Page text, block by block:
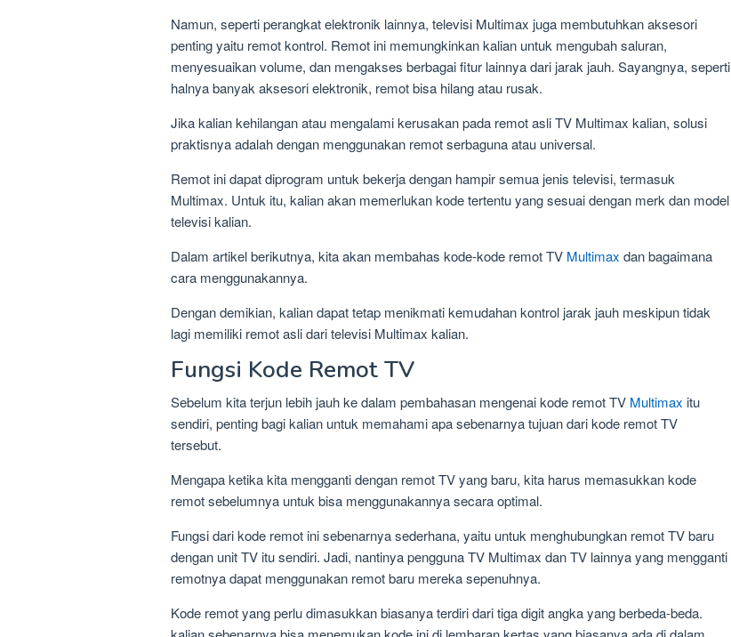
Namun, seperti perangkat elektronik lainnya, televisi Multimax juga membutuhkan aksesori
penting yaitu remot kontrol. Remot ini memungkinkan kalian untuk mengubah saluran,
menyesuaikan volume, dan mengakses berbagai fitur lainnya dari jarak jauh. Sayangnya, seperti
halnya banyak aksesori elektronik, remot bisa hilang atau rusak.
Jika kalian kehilangan atau mengalami kerusakan pada remot asli TV Multimax kalian, solusi
praktisnya adalah dengan menggunakan remot serbaguna atau universal.
Remot ini dapat diprogram untuk bekerja dengan hampir semua jenis televisi, termasuk
Multimax. Untuk itu, kalian akan memerlukan kode tertentu yang sesuai dengan merk dan model
televisi kalian.
Dalam artikel berikutnya, kita akan membahas kode-kode remot TV Multimax dan bagaimana
cara menggunakannya.
Dengan demikian, kalian dapat tetap menikmati kemudahan kontrol jarak jauh meskipun tidak
lagi memiliki remot asli dari televisi Multimax kalian.
Fungsi Kode Remot TV
Sebelum kita terjun lebih jauh ke dalam pembahasan mengenai kode remot TV Multimax itu
sendiri, penting bagi kalian untuk memahami apa sebenarnya tujuan dari kode remot TV
tersebut.
Mengapa ketika kita mengganti dengan remot TV yang baru, kita harus memasukkan kode
remot sebelumnya untuk bisa menggunakannya secara optimal.
Fungsi dari kode remot ini sebenarnya sederhana, yaitu untuk menghubungkan remot TV baru
dengan unit TV itu sendiri. Jadi, nantinya pengguna TV Multimax dan TV lainnya yang mengganti
remotnya dapat menggunakan remot baru mereka sepenuhnya.
Kode remot yang perlu dimasukkan biasanya terdiri dari tiga digit angka yang berbeda-beda.